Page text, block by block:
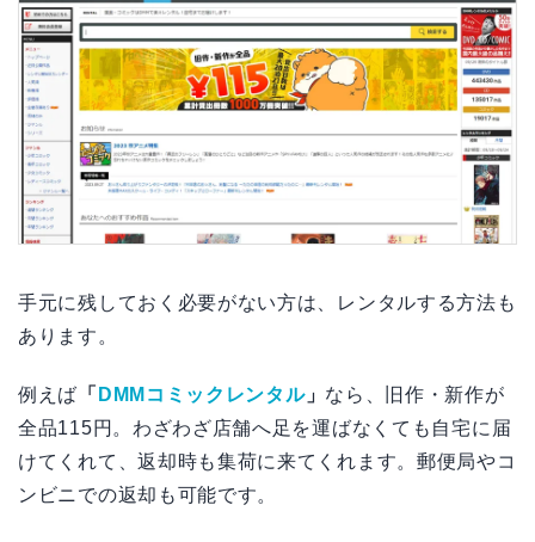
手元に残しておく必要がない方は、レンタルする方法も
あります。
例えば 「 DMMコミックレンタル」 なら、旧作・新作が
全品115円。わざわざ店舗へ足を運ばなくても自宅に届
けてくれて、返却時も集荷に来てくれます。郵便局やコ
ンビニでの返却も可能です。